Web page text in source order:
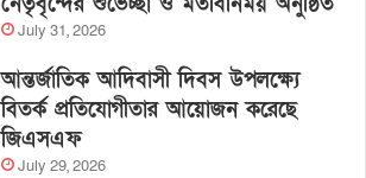
July 31, 2026
আন্তর্জাতিক আদিবাসী দিবস উপলক্ষ্যে
বিতর্ক প্রতিযোগীতার আয়োজন করেছে
জিএসএফ
July 29, 2026